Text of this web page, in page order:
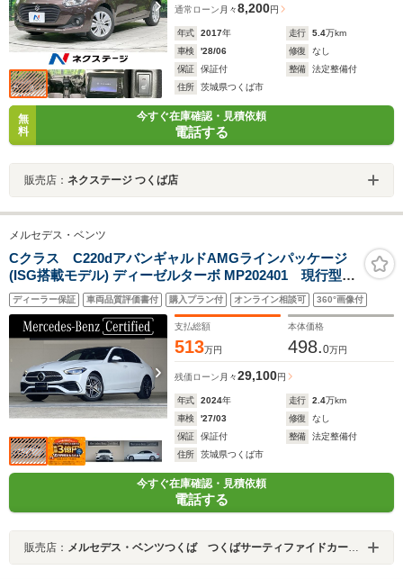
通常ローン 月々8,200円
年式 2017年 走行 5.4万km
車検
'28/06 修復
なし
保証
保証付 整備
法定整備付
住所
茨城県つくば市
無
料
今すぐ在庫確認・見積依頼
電話する
販売店： ネクステージ つくば店
メルセデス・ベンツ
Cクラス C220dアバンギャルドAMGラインパッケージ
(ISG搭載モデル) ディーゼルターボ MP202401 現行型 P
ルーフ/ヘッドアップDISP/リアアクスルステア/ARナ
ビ/18インチAMGアルミ
ディーラー保証 車両品質評価書付 購入プラン付 オンライン相談可 360°画像付
支払総額
513万円
本体価格
498.0万円
残価ローン 月々29,100円
年式 2024年 走行 2.4万km
車検
'27/03 修復
なし
保証
保証付 整備
法定整備付
住所
茨城県つくば市
今すぐ在庫確認・見積依頼
電話する
販売店： メルセデス・ベンツつくば つくばサーティファイドカーセンター